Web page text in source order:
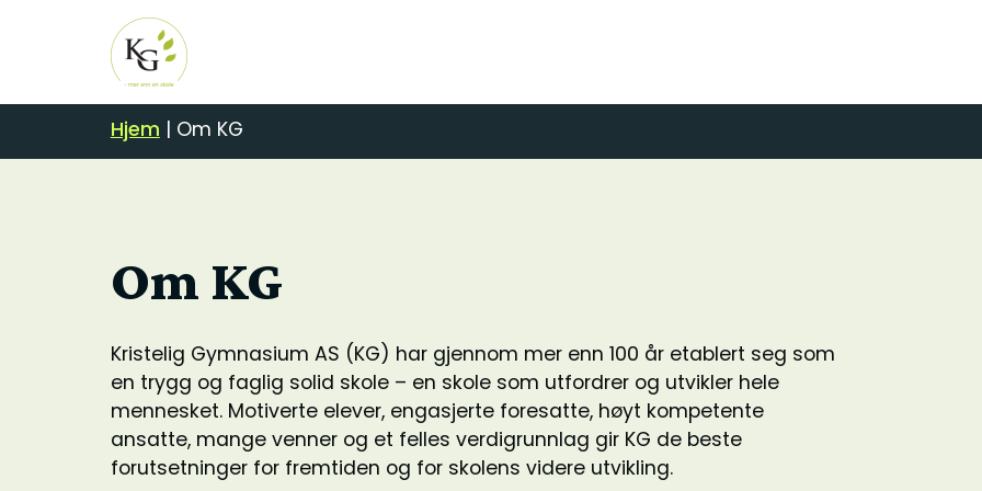
Hjem | Om KG
Om KG
Kristelig Gymnasium AS (KG) har gjennom mer enn 100 år etablert seg som
en trygg og faglig solid skole – en skole som utfordrer og utvikler hele
mennesket. Motiverte elever, engasjerte foresatte, høyt kompetente
ansatte, mange venner og et felles verdigrunnlag gir KG de beste
forutsetninger for fremtiden og for skolens videre utvikling.